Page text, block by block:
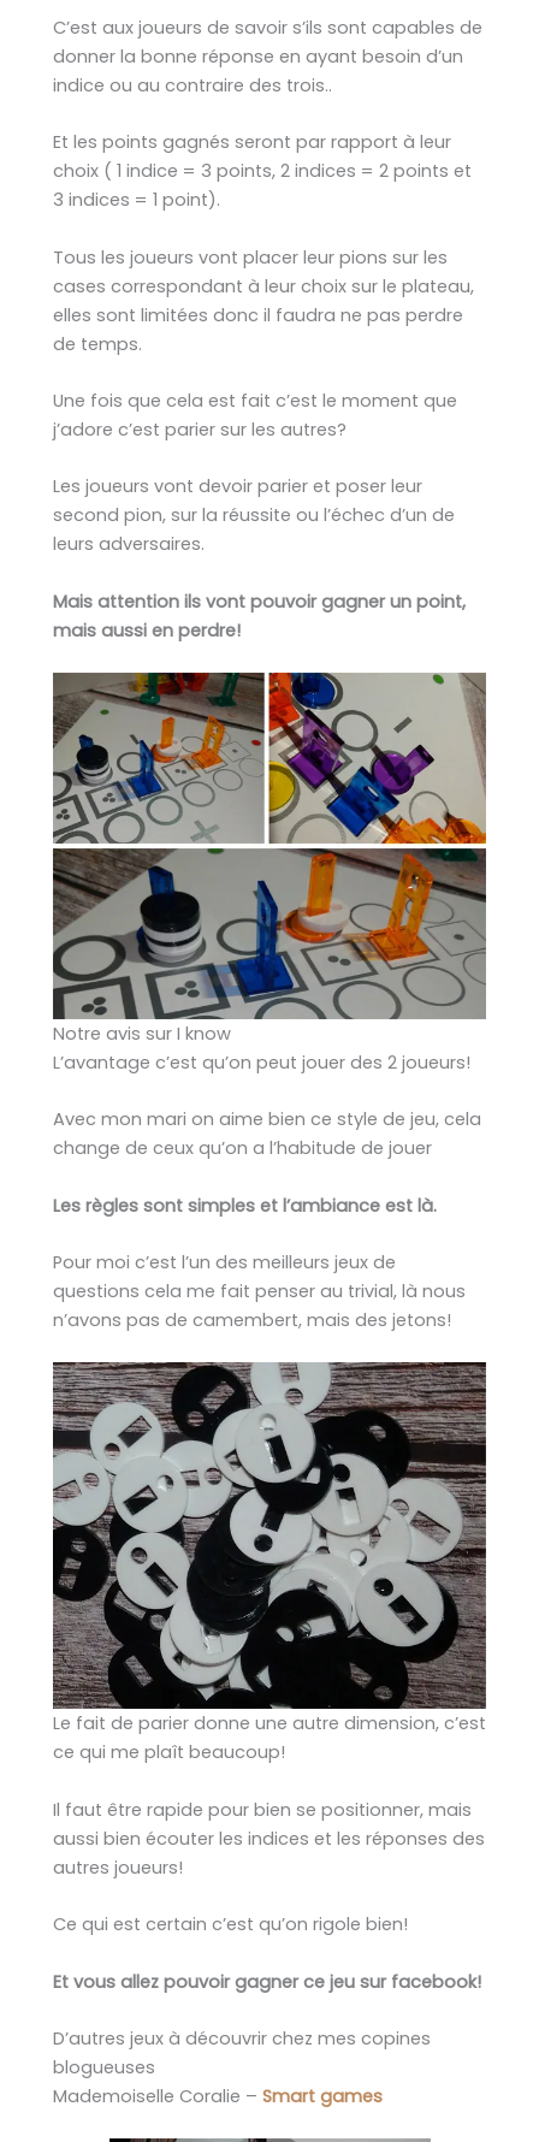
C’est aux joueurs de savoir s’ils sont capables de
donner la bonne réponse en ayant besoin d’un
indice ou au contraire des trois..
Et les points gagnés seront par rapport à leur
choix ( 1 indice = 3 points, 2 indices = 2 points et
3 indices = 1 point).
Tous les joueurs vont placer leur pions sur les
cases correspondant à leur choix sur le plateau,
elles sont limitées donc il faudra ne pas perdre
de temps.
Une fois que cela est fait c’est le moment que
j’adore c’est parier sur les autres?
Les joueurs vont devoir parier et poser leur
second pion, sur la réussite ou l’échec d’un de
leurs adversaires.
Mais attention ils vont pouvoir gagner un point,
mais aussi en perdre!
Notre avis sur I know
L’avantage c’est qu’on peut jouer des 2 joueurs!
Avec mon mari on aime bien ce style de jeu, cela
change de ceux qu’on a l’habitude de jouer
Les règles sont simples et l’ambiance est là.
Pour moi c’est l’un des meilleurs jeux de
questions cela me fait penser au trivial, là nous
n’avons pas de camembert, mais des jetons!
Le fait de parier donne une autre dimension, c’est
ce qui me plaît beaucoup!
Il faut être rapide pour bien se positionner, mais
aussi bien écouter les indices et les réponses des
autres joueurs!
Ce qui est certain c’est qu’on rigole bien!
Et vous allez pouvoir gagner ce jeu sur facebook!
D’autres jeux à découvrir chez mes copines
blogueuses
Mademoiselle Coralie – Smart games